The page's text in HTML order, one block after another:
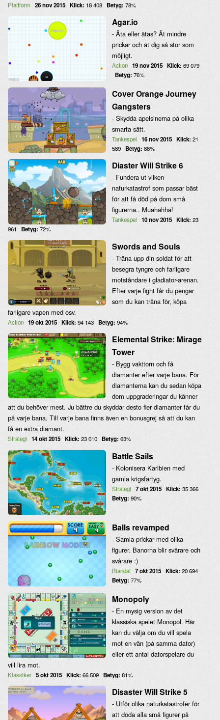
Plattform 26 nov 2015 Klick: 18 408 Betyg: 78%
Agar.io
- Äta eller ätas? Ät mindre
prickar och ät dig så stor som
möjligt.
Action 19 nov 2015 Klick: 69 079
Betyg: 76%
Cover Orange Journey
Gangsters
- Skydda apelsinerna på olika
smarta sätt.
Tankespel 16 nov 2015 Klick: 21
589
Betyg: 88%
Diaster Will Strike 6
- Fundera ut vilken
naturkatastrof som passar bäst
för att få död på dom små
figurerna.. Muahahha!
Tankespel 10 nov 2015 Klick: 23
961
Betyg: 72%
Swords and Souls
- Träna upp din soldat för att
besegra tyngre och farligare
motståndare i gladiator-arenan.
Efter varje fight får du pengar
som du kan träna för, köpa
farligare vapen med osv.
Action 19 okt 2015 Klick: 94 143 Betyg: 94%
Elemental Strike: Mirage
Tower
- Bygg vakttorn och få
diamanter efter varje bana. För
diamanterna kan du sedan köpa
dom uppgraderingar du känner
att du behöver mest. Ju bättre du skyddar desto fler diamanter får du
på varje bana. Till varje bana finns även en bonusgrej så att du kan
få en extra diamant.
Strategi 14 okt 2015 Klick: 23 010 Betyg: 63%
Battle Sails
- Kolonisera Karibien med
gamla krigsfartyg.
Strategi 7 okt 2015 Klick: 35 366
Betyg: 90%
Balls revamped
- Samla prickar med olika
figurer. Banorna blir svårare och
svårare :)
Blandat 7 okt 2015 Klick: 20 694
Betyg: 77%
Monopoly
- En mysig version av det
klassiska spelet Monopol. Här
kan du välja om du vill spela
mot en vän (på samma dator)
eller ett antal datorspelare du
vill lira mot.
Klassiker 5 okt 2015 Klick: 66 509 Betyg: 81%
Disaster Will Strike 5
- Utför olika naturkatastrofer för
att döda alla små figurer på